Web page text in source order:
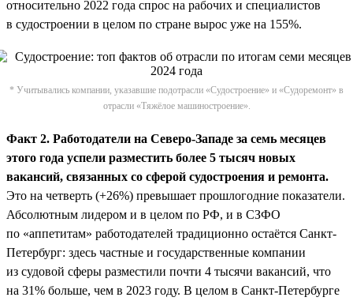
относительно 2022 года спрос на рабочих и специалистов
в судостроении в целом по стране вырос уже на 155%.
* Учитывались компании, указавшие подотрасли «Судостроение» и «Судоремонт» в
отрасли «Тяжёлое машиностроение».
Факт 2. Работодатели на Северо-Западе за семь месяцев
этого года успели разместить более 5 тысяч новых
вакансий, связанных со сферой судостроения и ремонта.
Это на четверть (+26%) превышает прошлогодние показатели.
Абсолютным лидером и в целом по РФ, и в СЗФО
по «аппетитам» работодателей традиционно остаётся Санкт-
Петербург: здесь частные и государственные компании
из судовой сферы разместили почти 4 тысячи вакансий, что
на 31% больше, чем в 2023 году. В целом в Санкт-Петербурге